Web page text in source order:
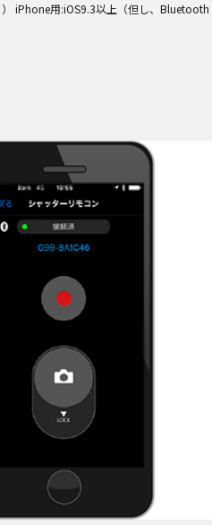
用:iOS9.3以上（但し、Bluetooth